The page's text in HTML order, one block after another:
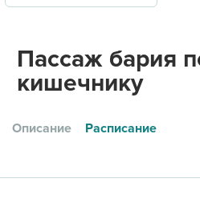
ПРАВОВАЯ ИНФОРМАЦИЯ
Пассаж бария
кишечнику
Описание Расписание